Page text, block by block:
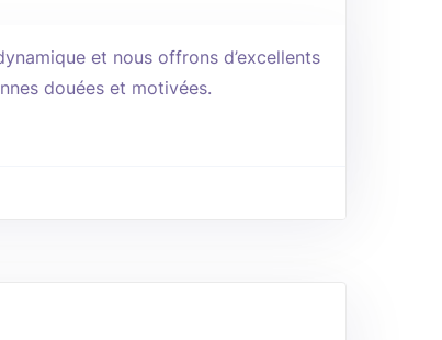
et nous offrons d’excellents
douées et motivées.